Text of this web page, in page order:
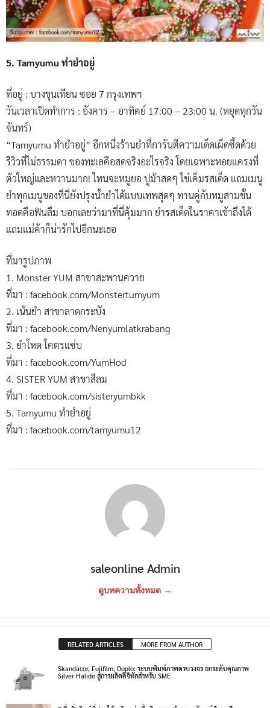
5. Tamyumu ทำยำอยู่
ที่อยู่ : บางขุนเทียน ซอย 7 กรุงเทพฯ
วันเวลาเปิดทำการ : อังคาร – อาทิตย์ 17:00 – 23:00 น. (หยุดทุกวัน
จันทร์)
“Tamyumu ทำยำอยู่” อีกหนึ่งร้านยำที่การันตีความเด็ดเผ็ดซี้ดด้วย
รีวิวที่ไม่ธรรมดา ของทะเลคือสดจริงอะไรจริง โดยเฉพาะหอยแครงที่
ตัวใหญ่และหวานมาก! ไหนจะหมูยอ ปูม้าสดๆ ไข่เค็มรสเด็ด แถมเมนู
ยำทุกเมนูของที่นี่ยังปรุงน้ำยำได้แบบเทพสุดๆ ทานคู่กับหมูสามชั้น
ทอดคือฟินลืม บอกเลยว่ามาที่นี่คุ้มมาก ยำรสเด็ดในราคาเข้าถึงได้
แถมแม่ค้าก็น่ารักไปอีกนะเธอ
ที่มารูปภาพ
1. Monster YUM สาขาสะพานควาย
ที่มา : facebook.com/Monstertumyum
2. เน้นยำ สาขาลาดกระบัง
ที่มา : facebook.com/Nenyumlatkrabang
3. ยำโหด โคตรแซ่บ
ที่มา : facebook.com/YumHod
4. SISTER YUM สาขาสีลม
ที่มา : facebook.com/sisteryumbkk
5. Tamyumu ทำยำอยู่
ที่มา : facebook.com/tamyumu12
saleonline Admin
ดูบทความทั้งหมด →
RELATED ARTICLES MORE FROM AUTHOR
Skandacor, Fujifilm, Duplo: ระบบพิมพ์ภาพครบวงจร ยกระดับคุณภาพ
Silver Halide สู่การผลิตดิจิทัลสำหรับ SME